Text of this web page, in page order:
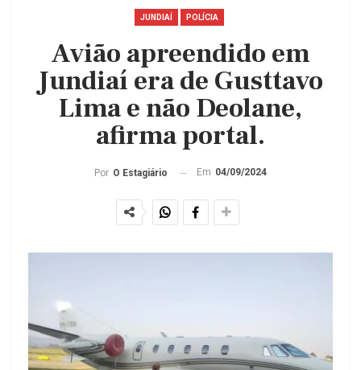
JUNDIAÍ POLÍCIA
Avião apreendido em
Jundiaí era de Gusttavo
Lima e não Deolane,
afirma portal.
Por O Estagiário Em 04/09/2024